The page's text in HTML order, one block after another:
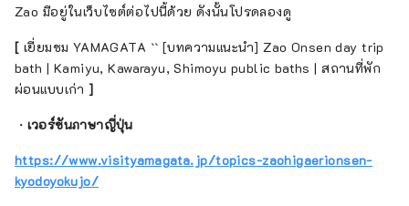
Zao มีอยู่ในเว็บไซต์ต่อไปนี้ด้วย ดังนั้นโปรดลองดู
[ เยี่ยมชม YAMAGATA `` [บทความแนะนำ] Zao Onsen day trip
bath | Kamiyu, Kawarayu, Shimoyu public baths | สถานที่พัก
ผ่อนแบบเก่า]
・เวอร์ชันภาษาญี่ปุ่น
https://www.visityamagata.jp/topics-zaohigaerionsen-
kyodoyokujo/